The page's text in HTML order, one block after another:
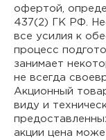
офертой,
437(2) ГК РФ.
все усилия к
процесс
занимает
не всегда
Акционный
виду и
акции цена